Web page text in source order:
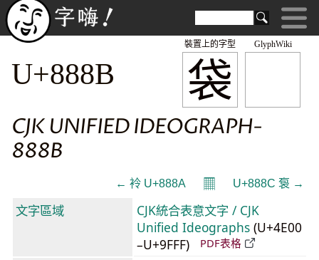
GlyphWiki
袋
裝置上的字型
U+888B
CJK UNIFIED IDEOGRAPH-
888B
← 袊 U+888A 𝄜 U+888C 袌 →
文字區域
CJK統合表意文字 / CJK
Unified Ideographs (U+4E00
–U+9FFF)
PDF表格